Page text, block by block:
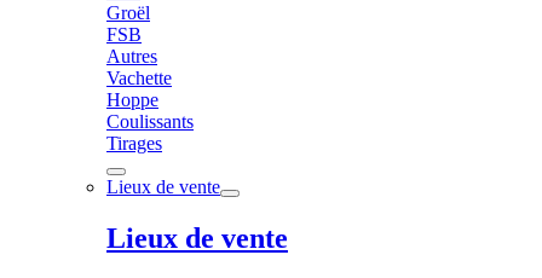
Groël
FSB
Autres
Vachette
Hoppe
Coulissants
Tirages
Lieux de vente
Lieux de vente